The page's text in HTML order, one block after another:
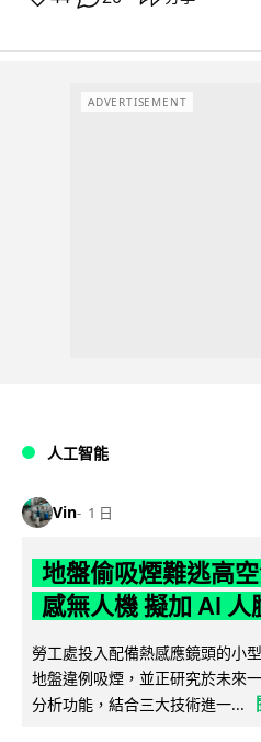
ADVERTISEMENT
人工智能
Vin 1 日
地盤偷吸煙難逃高
感無人機 擬加 AI
勞工處投入配備熱感應鏡頭的小
地盤違例吸煙，並正研究於未來
分析功能，結合三大技術進一...